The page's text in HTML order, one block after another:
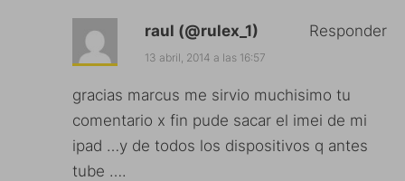
raul (@rulex_1)
13 abril, 2014 a las 16:57
gracias marcus me sirvio muchisimo tu
comentario x fin pude sacar el imei de mi
ipad …y de todos los dispositivos q antes
tube ….
Responder